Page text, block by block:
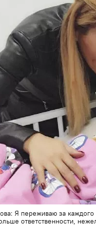
Я переживаю за каждого
ответственности,